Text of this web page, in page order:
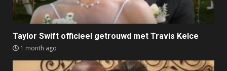
Taylor Swift officieel getrouwd met Travis Kelce
1 month ago